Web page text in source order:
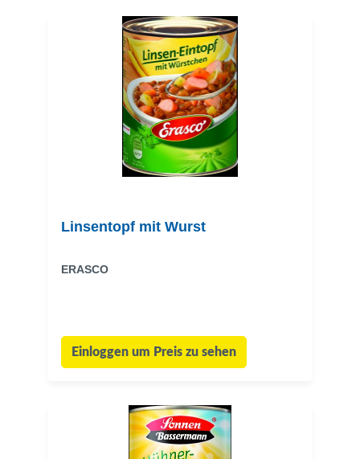
Linsentopf mit Wurst
ERASCO
Einloggen um Preis zu sehen